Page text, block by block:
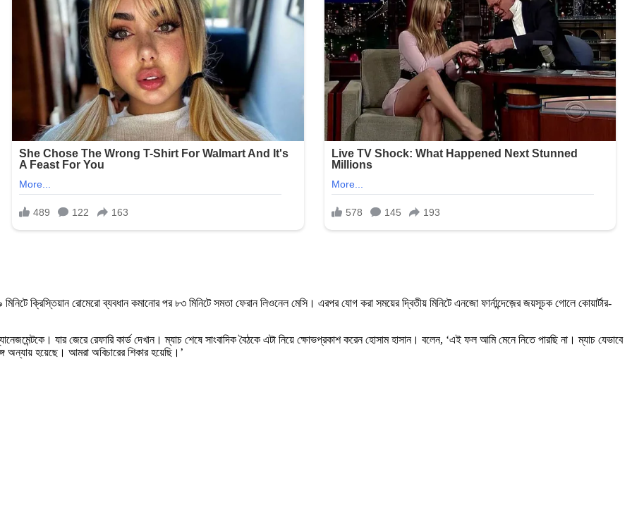
ক্রিস্তিয়ান রোমেরো ব্যবধান কমানোর পর ৮৩ মিনিটে সমতা ফেরান লিওনেল মেসি। এরপর যোগ করা সময়ের দ্বিতীয় মিনিটে এনজো ফার্নান্দেজ়ের জয়সূচক গোলে কোয়ার্টার-
যার জেরে রেফারি কার্ড দেখান। ম্যাচ শেষে সাংবাদিক বৈঠকে এটা নিয়ে ক্ষোভপ্রকাশ করেন হোসাম হাসান। বলেন, ‘এই ফল আমি মেনে নিতে পারছি না। ম্যাচ যেভাবে
অন্যায় হয়েছে। আমরা অবিচারের শিকার হয়েছি।’